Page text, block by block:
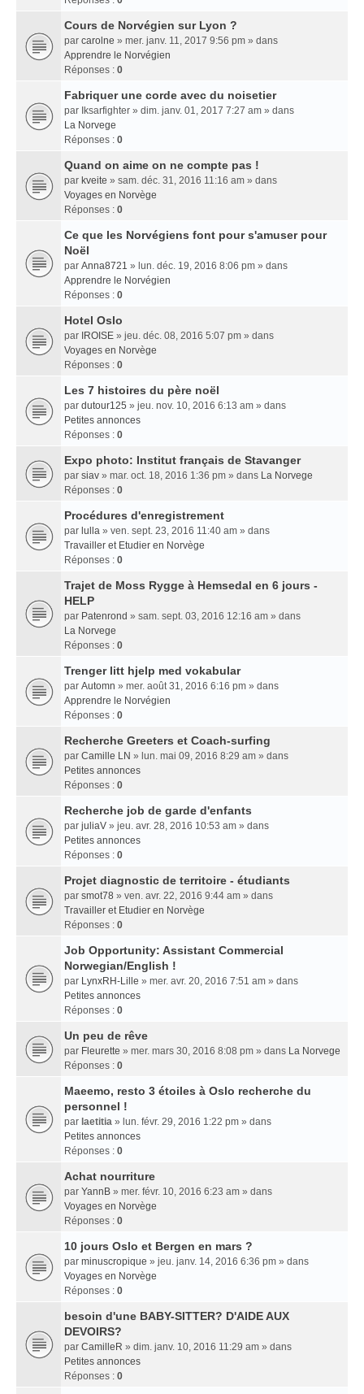
Cours de Norvégien sur Lyon ?
par carolne » mer. janv. 11, 2017 9:56 pm » dans
Apprendre le Norvégien
Réponses : 0
Fabriquer une corde avec du noisetier
par Iksarfighter » dim. janv. 01, 2017 7:27 am » dans
La Norvege
Réponses : 0
Quand on aime on ne compte pas !
par kveite » sam. déc. 31, 2016 11:16 am » dans
Voyages en Norvège
Réponses : 0
Ce que les Norvégiens font pour s'amuser pour
Noël
par Anna8721 » lun. déc. 19, 2016 8:06 pm » dans
Apprendre le Norvégien
Réponses : 0
Hotel Oslo
par IROISE » jeu. déc. 08, 2016 5:07 pm » dans
Voyages en Norvège
Réponses : 0
Les 7 histoires du père noël
par dutour125 » jeu. nov. 10, 2016 6:13 am » dans
Petites annonces
Réponses : 0
Expo photo: Institut français de Stavanger
par siav » mar. oct. 18, 2016 1:36 pm » dans La Norvege
Réponses : 0
Procédures d'enregistrement
par lulla » ven. sept. 23, 2016 11:40 am » dans
Travailler et Etudier en Norvège
Réponses : 0
Trajet de Moss Rygge à Hemsedal en 6 jours -
HELP
par Patenrond » sam. sept. 03, 2016 12:16 am » dans
La Norvege
Réponses : 0
Trenger litt hjelp med vokabular
par Automn » mer. août 31, 2016 6:16 pm » dans
Apprendre le Norvégien
Réponses : 0
Recherche Greeters et Coach-surfing
par Camille LN » lun. mai 09, 2016 8:29 am » dans
Petites annonces
Réponses : 0
Recherche job de garde d'enfants
par juliaV » jeu. avr. 28, 2016 10:53 am » dans
Petites annonces
Réponses : 0
Projet diagnostic de territoire - étudiants
par smot78 » ven. avr. 22, 2016 9:44 am » dans
Travailler et Etudier en Norvège
Réponses : 0
Job Opportunity: Assistant Commercial
Norwegian/English !
par LynxRH-Lille » mer. avr. 20, 2016 7:51 am » dans
Petites annonces
Réponses : 0
Un peu de rêve
par Fleurette » mer. mars 30, 2016 8:08 pm » dans La Norvege
Réponses : 0
Maeemo, resto 3 étoiles à Oslo recherche du
personnel !
par laetitia » lun. févr. 29, 2016 1:22 pm » dans
Petites annonces
Réponses : 0
Achat nourriture
par YannB » mer. févr. 10, 2016 6:23 am » dans
Voyages en Norvège
Réponses : 0
10 jours Oslo et Bergen en mars ?
par minuscropique » jeu. janv. 14, 2016 6:36 pm » dans
Voyages en Norvège
Réponses : 0
besoin d'une BABY-SITTER? D'AIDE AUX
DEVOIRS?
par CamilleR » dim. janv. 10, 2016 11:29 am » dans
Petites annonces
Réponses : 0